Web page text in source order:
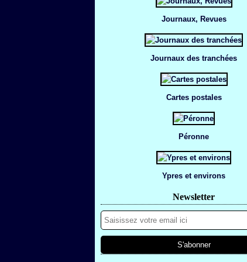
Journaux, Revues
Journaux des tranchées
Cartes postales
Péronne
Ypres et environs
Newsletter